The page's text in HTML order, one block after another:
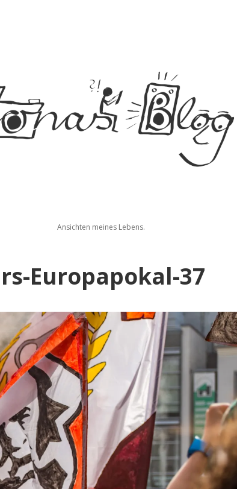
Ansichten meines Lebens.
Europapokal-37